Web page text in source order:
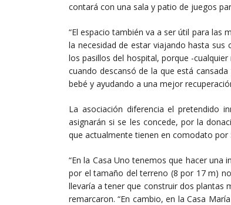
contará con una sala y patio de juegos
“El espacio también va a ser útil para las
la necesidad de estar viajando hasta
los pasillos del hospital, porque -
cuando descansó de la que está
bebé y ayudando a una mejor
La asociación diferencia el pretendido
asignarán si se les concede, por la
que actualmente tienen en comodato por
“En la Casa Uno tenemos que hacer una
por el tamaño del terreno (8 por 17 m)
llevaría a tener que construir dos plantas
remarcaron. “En cambio, en la Casa